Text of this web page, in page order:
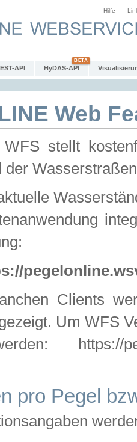
Hilfe
API HyDAS-API
Web
WFS stellt
der
Clients
Um WFS
https://
pro Pegel